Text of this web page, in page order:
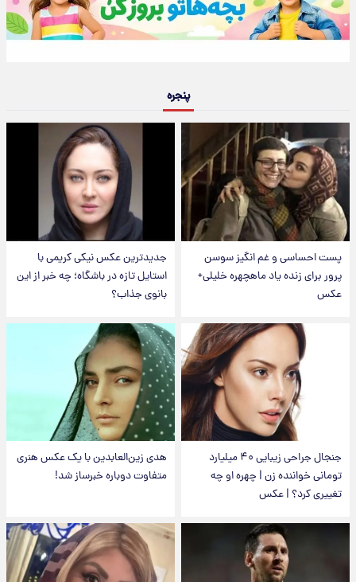
پنجره
پست احساسی و غم انگیز سوسن
پرور برای زنده یاد ماهچهره خلیلی+
عکس
جدیدترین عکس نیکی کریمی با
استایل تازه در باشگاه؛ چه خبر از این
بانوی جذاب؟
جنجال جراحی زیبایی ۴۰ میلیارد
تومانی خواننده زن | چهره او چه
تغییری کرد؟ | عکس
هدی زین‌العابدین با یک عکس هنری
متفاوت دوباره خبرساز شد!